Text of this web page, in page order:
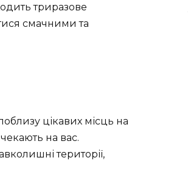
триразове
смачними та
цікавих місць на
на вас.
території,